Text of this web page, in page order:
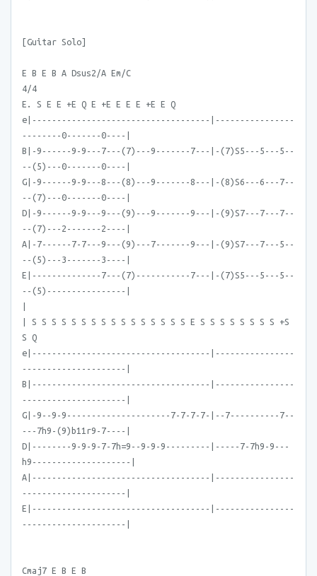
[Guitar Solo]
E B E B A Dsus2/A Em/C
4/4
E. S E E +E Q E +E E E E +E E Q
e|------------------------------------|----------------
--------0-------0----|
B|-9------9-9---7---(7)---9-------7---|-(7)S5---5---5--
--(5)---0-------0----|
G|-9------9-9---8---(8)---9-------8---|-(8)S6---6---7--
--(7)---0-------0----|
D|-9------9-9---9---(9)---9-------9---|-(9)S7---7---7--
--(7)---2-------2----|
A|-7------7-7---9---(9)---7-------9---|-(9)S7---7---5--
--(5)---3-------3----|
E|--------------7---(7)-----------7---|-(7)S5---5---5--
--(5)----------------|
| S S S S S S S S S S S S S S S S E S S S S S S S S +S
S Q
e|------------------------------------|----------------
---------------------|
B|------------------------------------|----------------
---------------------|
G|-9--9-9---------------------7-7-7-7-|--7----------7--
---7h9-(9)b11r9-7----|
D|--------9-9-9-7-7h=9--9-9-9---------|-----7-7h9-9---
h9--------------------|
A|------------------------------------|----------------
---------------------|
E|------------------------------------|----------------
---------------------|
Cmaj7 E B E B